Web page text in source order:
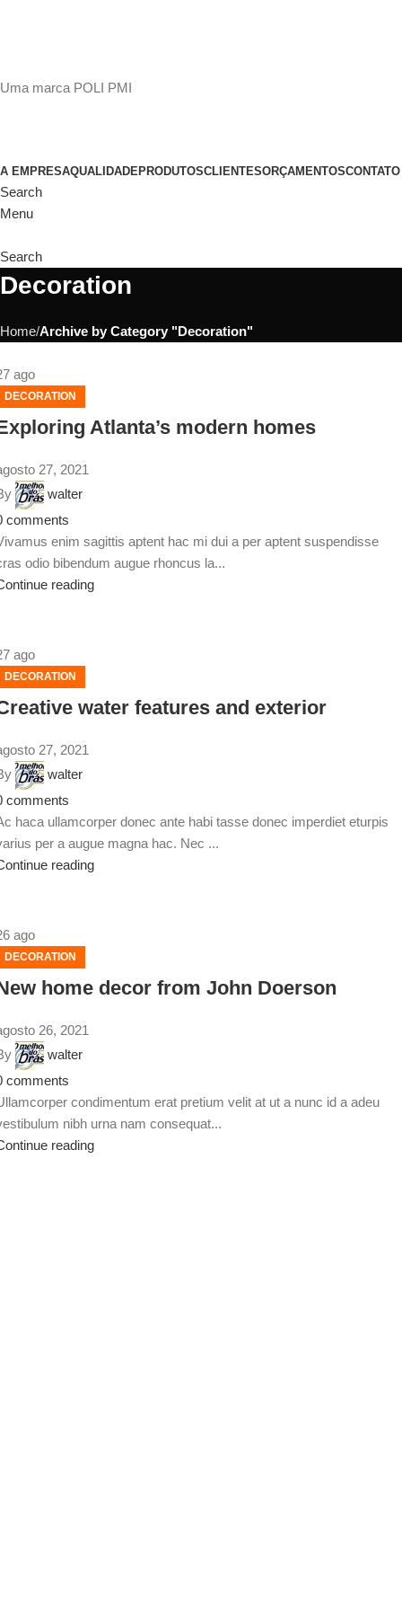
Uma marca POLI PMI
A EMPRESAQUALIDADEPRODUTOSCLIENTESORÇAMENTOSCONTATO
Search
Menu
Search
Decoration
Home Archive by Category "Decoration"
ago
DECORATION
Atlanta’s modern homes
27, 2021
walter
comments
enim sagittis aptent hac mi dui a per aptent suspendisse
odio bibendum augue rhoncus la...
reading
ago
DECORATION
water features and exterior
27, 2021
walter
comments
haca ullamcorper donec ante habi tasse donec imperdiet eturpis
per a augue magna hac. Nec ...
reading
ago
DECORATION
home decor from John Doerson
26, 2021
walter
comments
condimentum erat pretium velit at ut a nunc id a adeu
nibh urna nam consequat...
reading